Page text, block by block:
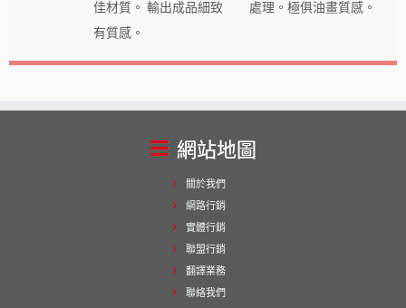
佳材質。 輸出成品細致
有質感。
處理。極俱油畫質感。
網站地圖
關於我們
網路行銷
實體行銷
聯盟行銷
翻譯業務
聯絡我們